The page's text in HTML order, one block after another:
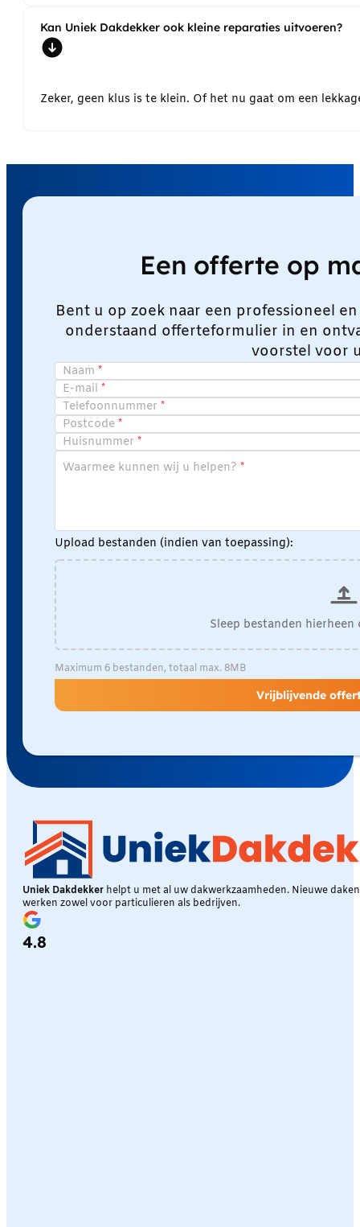
Kan Uniek Dakdekker ook kleine reparaties uitvoeren?
Zeker, geen klus is te klein. Of het nu gaat om een
Een offerte op
Bent u op zoek naar een professioneel
onderstaand offerteformulier in en
voorstel voor
Naam
E-mail
Telefoonnummer
Postcode
Huisnummer
Waarmee kunnen wij u helpen?
Upload bestanden (indien van toepassing):
Sleep bestanden
Maximum 6 bestanden, totaal max. 8MB
Vrijblijvende
Uniek Dakdekker helpt u met al uw dakwerkzaamheden. Nieuwe
werken zowel voor particulieren als bedrijven.
4.8